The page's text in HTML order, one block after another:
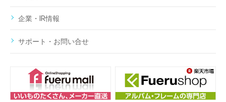
企業・IR情報
サポート・お問い合せ